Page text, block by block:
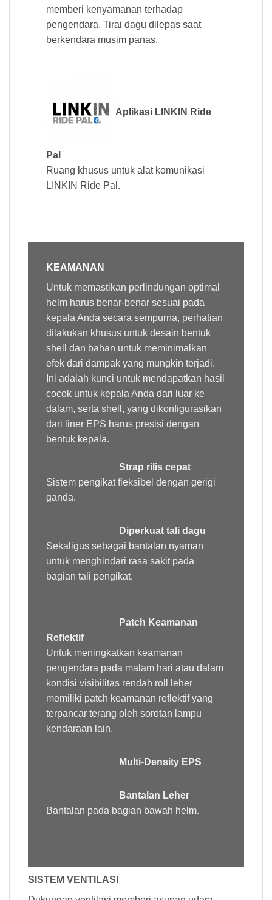
memberi kenyamanan terhadap
pengendara. Tirai dagu dilepas saat
berkendara musim panas.
Aplikasi LINKIN Ride
Pal
Ruang khusus untuk alat komunikasi
LINKIN Ride Pal.
KEAMANAN
Untuk memastikan perlindungan optimal
helm harus benar-benar sesuai pada
kepala Anda secara sempurna, perhatian
dilakukan khusus untuk desain bentuk
shell dan bahan untuk meminimalkan
efek dari dampak yang mungkin terjadi.
Ini adalah kunci untuk mendapatkan hasil
cocok untuk kepala Anda dari luar ke
dalam, serta shell, yang dikonfigurasikan
dari liner EPS harus presisi dengan
bentuk kepala.
Strap rilis cepat
Sistem pengikat fleksibel dengan gerigi
ganda.
Diperkuat tali dagu
Sekaligus sebagai bantalan nyaman
untuk menghindari rasa sakit pada
bagian tali pengikat.
Patch Keamanan
Reflektif
Untuk meningkatkan keamanan
pengendara pada malam hari atau dalam
kondisi visibilitas rendah roll leher
memiliki patch keamanan reflektif yang
terpancar terang oleh sorotan lampu
kendaraan lain.
Multi-Density EPS
Bantalan Leher
Bantalan pada bagian bawah helm.
SISTEM VENTILASI